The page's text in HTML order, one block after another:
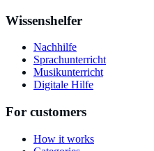
Wissenshelfer
Nachhilfe
Sprachunterricht
Musikunterricht
Digitale Hilfe
For customers
How it works